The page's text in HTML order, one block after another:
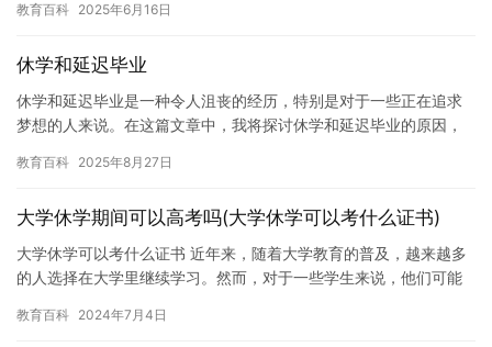
儿，…
教育百科 2025年6月16日
休学和延迟毕业
休学和延迟毕业是一种令人沮丧的经历，特别是对于一些正在追求
梦想的人来说。在这篇文章中，我将探讨休学和延迟毕业的原因，
的，…
教育百科 2025年8月27日
大学休学期间可以高考吗(大学休学可以考什么证书)
大学休学可以考什么证书 近年来，随着大学教育的普及，越来越多
的人选择在大学里继续学习。然而，对于一些学生来说，他们可能
们可…
教育百科 2024年7月4日